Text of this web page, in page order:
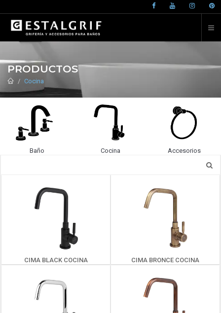
PRODUCTOS
Cocina
Baño Cocina Accesorios
CIMA BLACK COCINA CIMA BRONCE COCINA